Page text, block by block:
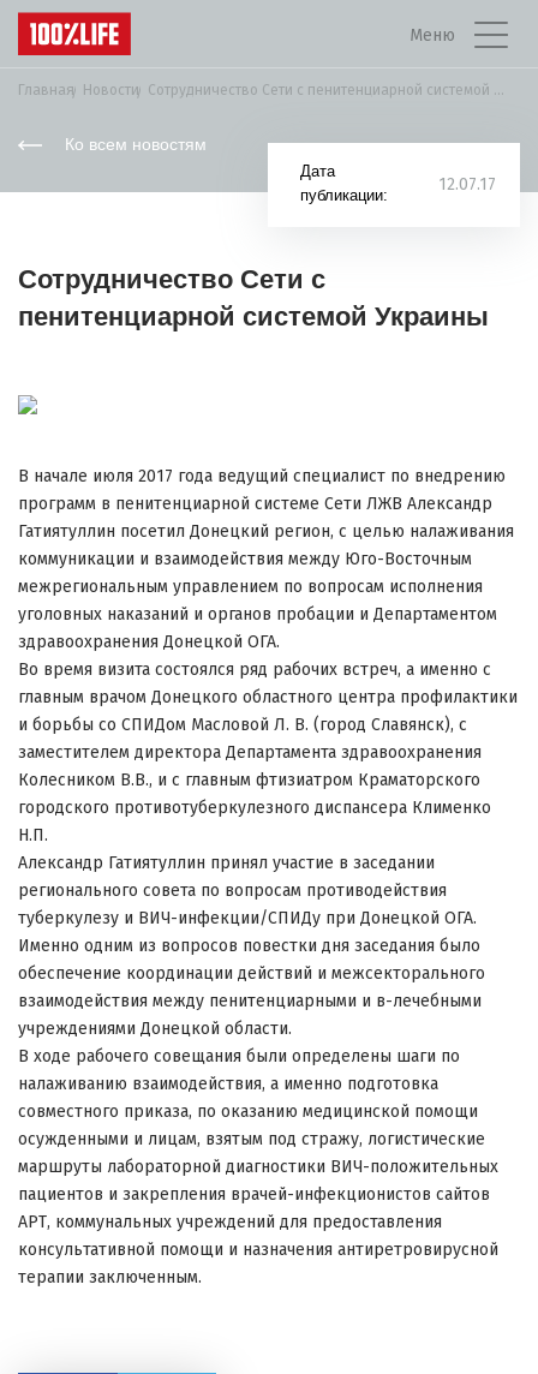
Меню
Главная Новости Сотрудничество Сети с пенитенциарной системой Украины
Ко всем новостям
Дата
публикации:
12.07.17
Сотрудничество Сети с
пенитенциарной системой Украины
В начале июля 2017 года ведущий специалист по внедрению
программ в пенитенциарной системе Сети ЛЖВ Александр
Гатиятуллин посетил Донецкий регион, с целью налаживания
коммуникации и взаимодействия между Юго-Восточным
межрегиональным управлением по вопросам исполнения
уголовных наказаний и органов пробации и Департаментом
здравоохранения Донецкой ОГА.
Во время визита состоялся ряд рабочих встреч, а именно с
главным врачом Донецкого областного центра профилактики
и борьбы со СПИДом Масловой Л. В. (город Славянск), с
заместителем директора Департамента здравоохранения
Колесником В.В., и с главным фтизиатром Краматорского
городского противотуберкулезного диспансера Клименко
Н.П.
Александр Гатиятуллин принял участие в заседании
регионального совета по вопросам противодействия
туберкулезу и ВИЧ-инфекции/СПИДу при Донецкой ОГА.
Именно одним из вопросов повестки дня заседания было
обеспечение координации действий и межсекторального
взаимодействия между пенитенциарными и в-лечебными
учреждениями Донецкой области.
В ходе рабочего совещания были определены шаги по
налаживанию взаимодействия, а именно подготовка
совместного приказа, по оказанию медицинской помощи
осужденными и лицам, взятым под стражу, логистические
маршруты лабораторной диагностики ВИЧ-положительных
пациентов и закрепления врачей-инфекционистов сайтов
АРТ, коммунальных учреждений для предоставления
консультативной помощи и назначения антиретровирусной
терапии заключенным.